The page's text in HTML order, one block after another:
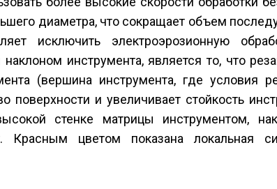
диаметра, что сокращает объем
исключить электроэрозионную
инструмента, является то, что
(вершина инструмента, где условия
поверхности и увеличивает стойкость
стенке матрицы инструментом,
Красным цветом показана локальная